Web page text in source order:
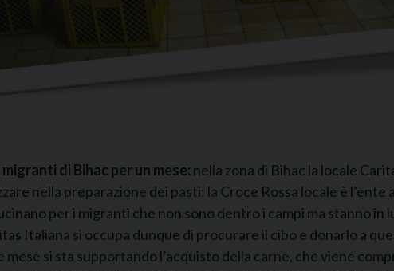
di Bihac per un mese: nella zona di Bihac la locale
nella preparazione dei pasti: la Croce Rossa locale è
per i migranti che non sono dentro i campi ma stanno
Italiana si occupa dunque di procurare il cibo e donarlo a
si sta supportando l’acquisto della carne, che viene